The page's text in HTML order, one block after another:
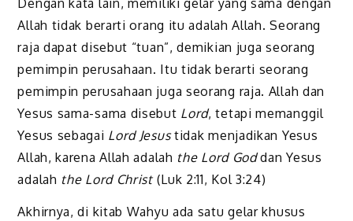
Dengan kata lain, memiliki gelar yang sama dengan
Allah tidak berarti orang itu adalah Allah. Seorang
raja dapat disebut “tuan”, demikian juga seorang
pemimpin perusahaan. Itu tidak berarti seorang
pemimpin perusahaan juga seorang raja. Allah dan
Yesus sama-sama disebut Lord, tetapi memanggil
Yesus sebagai Lord Jesustidak menjadikan Yesus
Allah, karena Allah adalah the Lord Goddan Yesus
adalah the Lord Christ(Luk 2:11, Kol 3:24)
Akhirnya, di kitab Wahyu ada satu gelar khusus